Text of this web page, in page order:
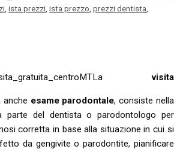
,ista prezzi ,ista prezzo ,prezzi dentista
Lavisita
anche esame parodontale, consiste nella
parte del dentista o parodontologo per
corretta in base alla situazione in cui si
da gengivite o parodontite, pianificare